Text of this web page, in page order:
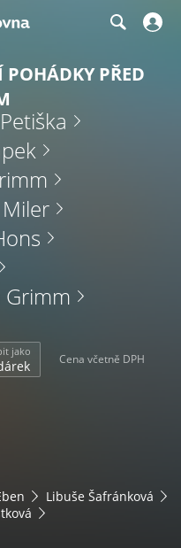
POHÁDKY PŘED
Grimm
jako
Cena včetně DPH
Libuše Šafránková